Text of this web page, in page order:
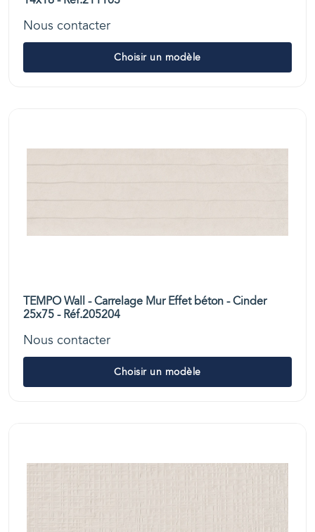
Nous contacter
Choisir un modèle
TEMPO Wall - Carrelage Mur Effet béton - Cinder
25x75 - Réf.205204
Nous contacter
Choisir un modèle